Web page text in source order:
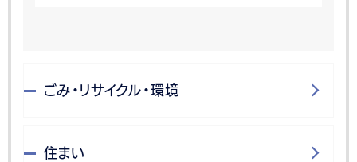
ごみ・リサイクル・環境
住まい